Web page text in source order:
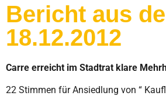
Bericht aus
18.12.2012
Carre erreicht im Stadtrat klare
22 Stimmen für Ansiedlung von “